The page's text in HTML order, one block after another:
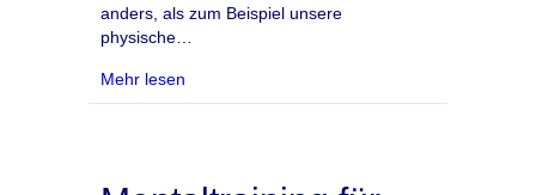
anders, als zum Beispiel unsere
physische…
Mehr lesen